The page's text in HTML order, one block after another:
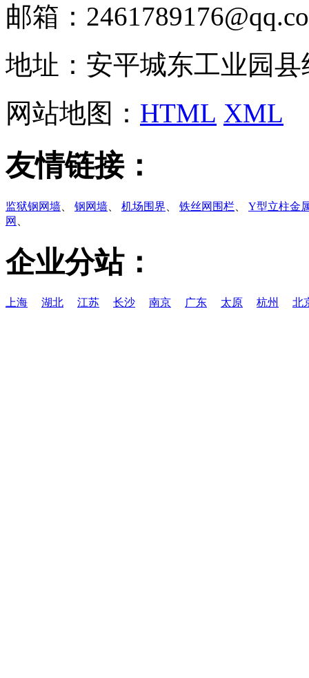
邮箱：
地址：安平城东工业园县
网站地图： HTML XML
友情链接：
监狱钢网墙 钢网墙 机场围界 铁丝网围栏
Y型立柱金
网
企业分站：
上海 湖北 江苏 长沙 南京 广东 太原 杭州 北